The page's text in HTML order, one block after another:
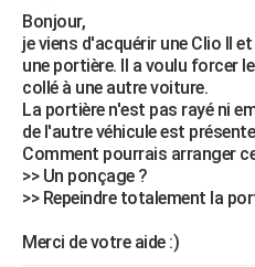
Essais
Réserver un essai
Citadines
Berlines
SUV
Forum auto
+HIGH-TECH
Mobiles
Meilleur smartphone
Internet
Ordinateurs
Jeux vidéo
Guide high-tech
+BRICOLAGE
Forum
Aménagement intérieur
Extérieur
Cuisine
Salle de bains
Jardinage
Rangement
WEEK-END
Guides de France
Escapades
Patrimoine
Expositions
Musées
Week-end nature
LIFESTYLE
Art de vivre
Bien-être
Modes de vie
Bonjour,
je viens d'acquérir une Clio II
une portière. Il a voulu forcer
collé à une autre voiture.
La portière n'est pas rayé ni
de l'autre véhicule est
Comment pourrais arranger
>> Un ponçage ?
>> Repeindre totalement la
Merci de votre aide :)